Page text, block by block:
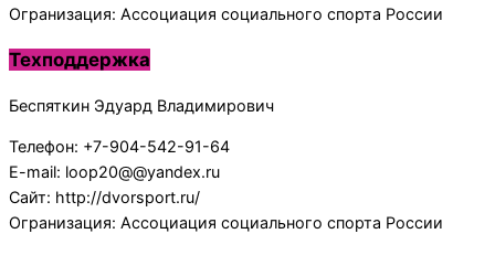
Огранизация: Ассоциация социального спорта России
Техподдержка
Беспяткин Эдуард Владимирович
Телефон: +7-904-542-91-64
E-mail: loop20@@yandex.ru
Сайт: http://dvorsport.ru/
Огранизация: Ассоциация социального спорта России